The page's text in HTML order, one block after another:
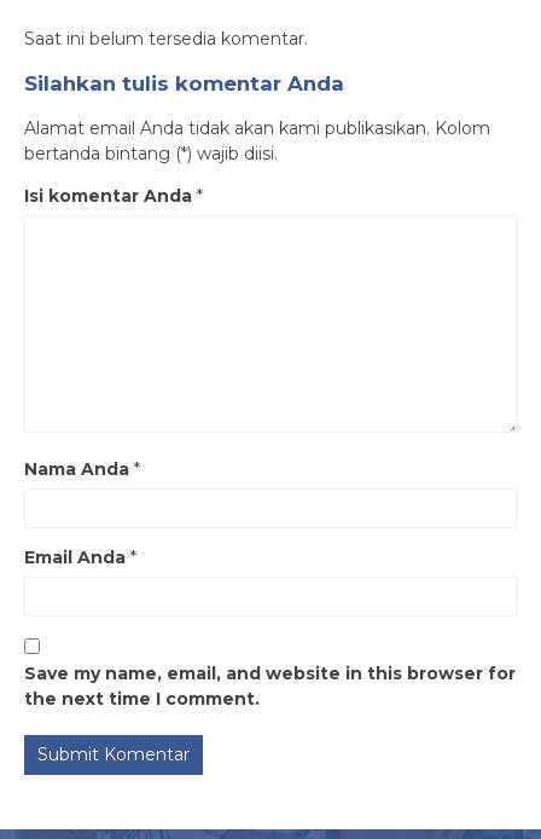
Saat ini belum tersedia komentar.
Silahkan tulis komentar Anda
Alamat email Anda tidak akan kami publikasikan. Kolom
bertanda bintang (*) wajib diisi.
Isi komentar Anda *
Nama Anda *
Email Anda *
Save my name, email, and website in this browser for
the next time I comment.